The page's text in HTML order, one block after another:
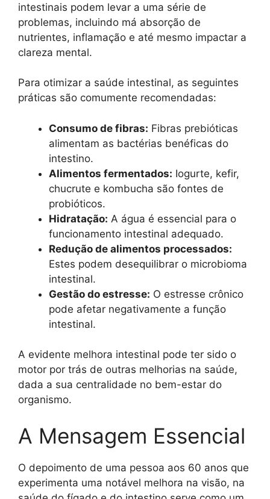
intestinais podem levar a uma série de
problemas, incluindo má absorção de
nutrientes, inflamação e até mesmo impactar a
clareza mental.
Para otimizar a saúde intestinal, as seguintes
práticas são comumente recomendadas:
Consumo de fibras: Fibras prebióticas
alimentam as bactérias benéficas do
intestino.
Alimentos fermentados: Iogurte, kefir,
chucrute e kombucha são fontes de
probióticos.
Hidratação: A água é essencial para o
funcionamento intestinal adequado.
Redução de alimentos processados:
Estes podem desequilibrar o microbioma
intestinal.
Gestão do estresse: O estresse crônico
pode afetar negativamente a função
intestinal.
A evidente melhora intestinal pode ter sido o
motor por trás de outras melhorias na saúde,
dada a sua centralidade no bem-estar do
organismo.
A Mensagem Essencial
O depoimento de uma pessoa aos 60 anos que
experimenta uma notável melhora na visão, na